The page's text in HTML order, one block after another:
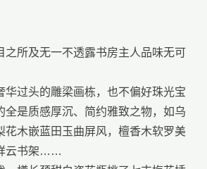
之所及无一不透露书房主人品味无可
华过头的雕梁画栋，也不偏好珠光宝
全是质感厚沉、简约雅致之物，如乌
花木嵌蓝田玉曲屏风，檀香木软罗美
云书架……